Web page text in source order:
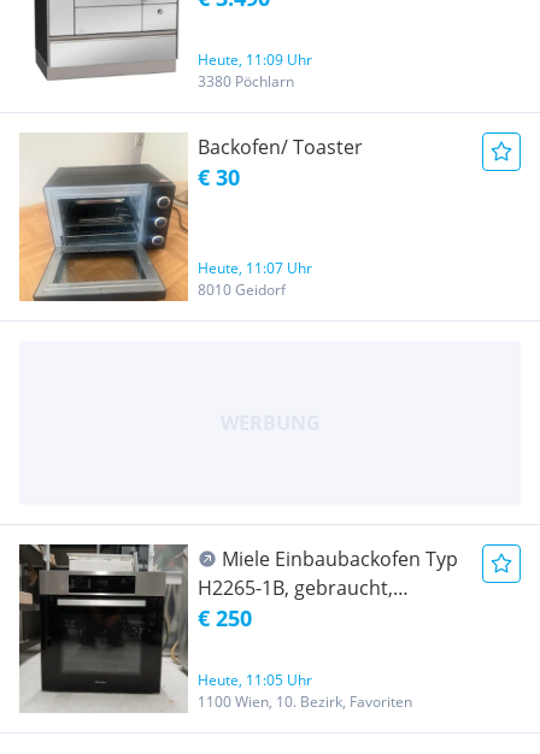
Heute, 11:09 Uhr
3380 Pöchlarn
Backofen/ Toaster
€ 30
Heute, 11:07 Uhr
8010 Geidorf
Miele Einbaubackofen Typ
H2265-1B, gebraucht,
funktionstüchtig
€ 250
Heute, 11:05 Uhr
1100 Wien, 10. Bezirk, Favoriten